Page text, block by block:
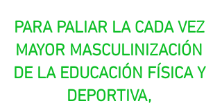
PARA PALIAR LA CADA VEZ
MAYOR MASCULINIZACIÓN
DE LA EDUCACIÓN FÍSICA Y
DEPORTIVA,